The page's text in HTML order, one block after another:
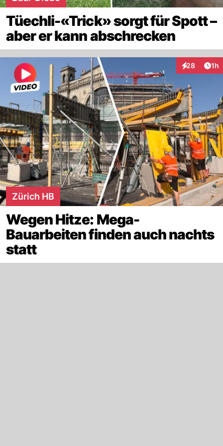
Tüechli-«Trick» sorgt für Spott –
aber er kann abschrecken
28
Interaktionen
1h
Zürich HB
Wegen Hitze: Mega-
Bauarbeiten finden auch nachts
statt